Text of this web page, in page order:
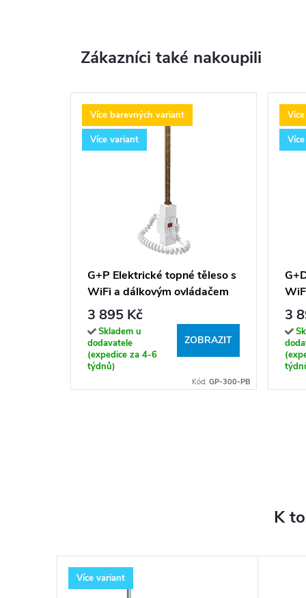
Zákazníci také nakoupili
Více barevných variant
Více variant
G+P Elektrické topné těleso s
WiFi a dálkovým ovládačem
(300 - 1200 W)
3 895 Kč
Skladem u
dodavatele
(expedice za 4-6
týdnů)
ZOBRAZIT
Kód: GP-300-PB
3
K
Více variant